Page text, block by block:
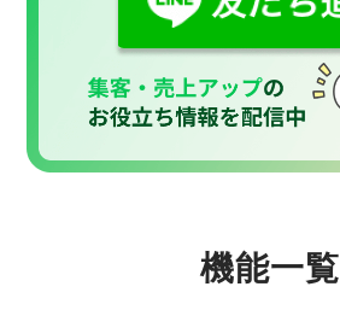
機能一覧